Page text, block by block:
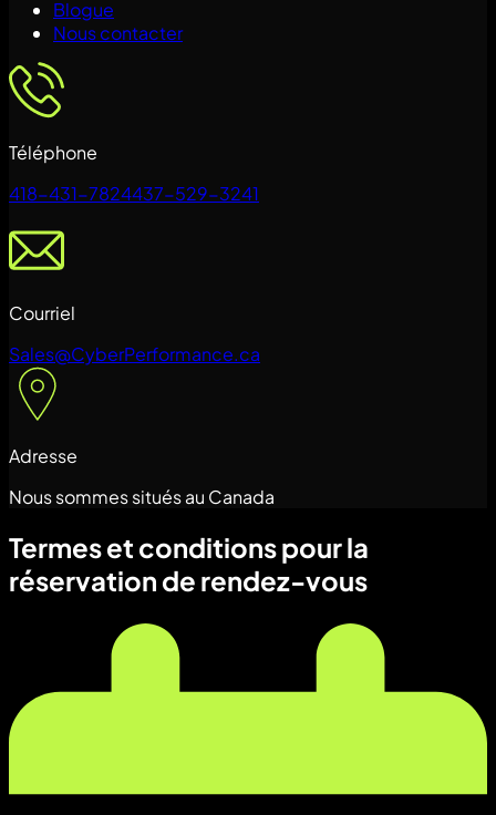
Blogue
Nous contacter
Téléphone
418-431-7824437-529-3241
Courriel
Sales@CyberPerformance.ca
Adresse
Nous sommes situés au Canada
Termes et conditions pour la
réservation de rendez-vous